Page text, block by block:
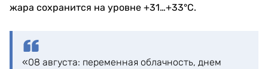
жара сохранится на уровне +31…+33°C.
«08 августа: переменная облачность, днем